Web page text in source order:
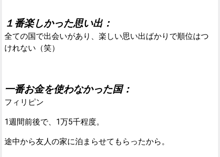
１番楽しかった思い出：
全ての国で出会いがあり、楽しい思い出ばかりで順位はつ
けれない（笑）
一番お金を使わなかった国：
フィリピン
1週間前後で、1万5千程度。
途中から友人の家に泊まらせてもらったから。